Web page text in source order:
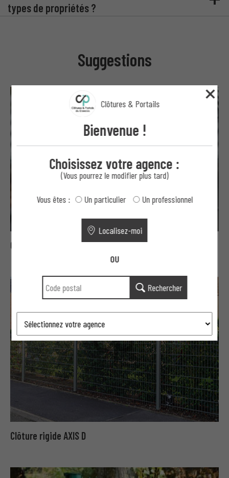
types de propriétés ?
Suggestions
Clôture rigide AXIS C
Clôture rigide AXIS D
Clôtures & Portails
Bienvenue !
Choisissez votre agence :
(Vous pourrez le modifier plus tard)
Vous êtes : Un particulier Un professionnel
Localisez-moi
OU
Rechercher